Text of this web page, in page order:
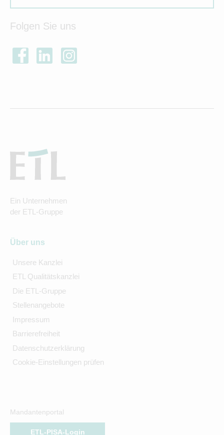
Folgen Sie uns
Ein Unternehmen
der ETL-Gruppe
Über uns
Unsere Kanzlei
ETL Qualitätskanzlei
Die ETL-Gruppe
Stellenangebote
Impressum
Barrierefreiheit
Datenschutzerklärung
Cookie-Einstellungen prüfen
Mandantenportal
ETL-PISA-Login